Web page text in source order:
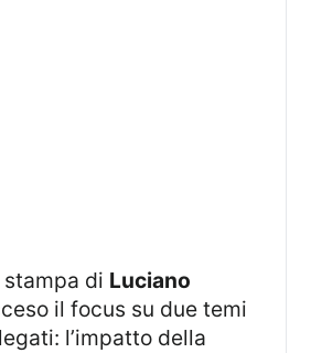
stampa di Luciano
il focus su due temi
l’impatto della